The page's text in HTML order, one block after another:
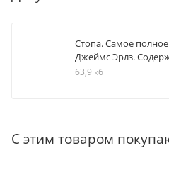
Стопа. Самое
Джеймс Эрлз.
63,9 кб
С этим товаром